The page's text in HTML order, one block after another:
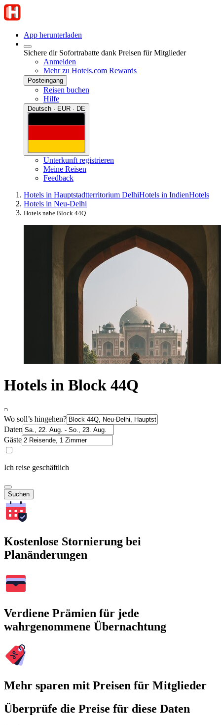
App herunterladen
Sichere dir Sofortrabatte dank Preisen für Mitglieder
Anmelden
Mehr zu Hotels.com Rewards
Posteingang
Reisen buchen
Hilfe
Deutsch · EUR · DE
Unterkunft registrieren
Meine Reisen
Feedback
Hotels in Hauptstadtterritorium DelhiHotels in IndienHotels
Hotels in Neu-Delhi
Hotels nahe Block 44Q
Hotels in Block 44Q
Wo soll’s hingehen?
Daten
Gäste
Ich reise geschäftlich
Suchen
Kostenlose Stornierung bei
Planänderungen
Verdiene Prämien für jede
wahrgenommene Übernachtung
Mehr sparen mit Preisen für Mitglieder
Überprüfe die Preise für diese Daten